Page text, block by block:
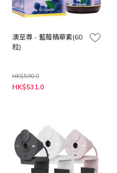
澳至尊 - 藍莓精華素(60
粒)
HK$590.0
特
殊
HK$531.0